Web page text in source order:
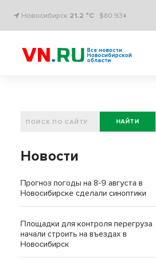
Новосибирск 21.2 °C $80.93↓
Все новости
Новосибирской
области
НАЙТИ
Новости
Прогноз погоды на 8-9 августа в
Новосибирске сделали синоптики
Площадки для контроля перегруза
начали строить на въездах в
Новосибирск